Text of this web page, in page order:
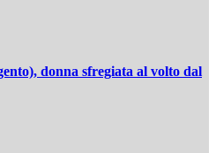
donna sfregiata al volto dal